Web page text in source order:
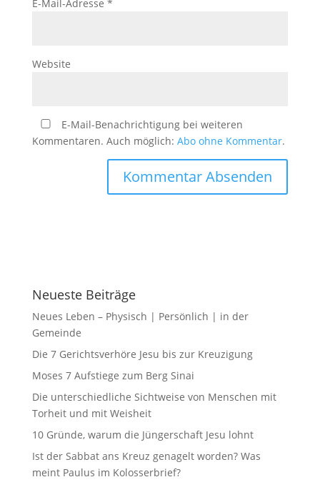
E-Mail-Adresse *
Website
E-Mail-Benachrichtigung bei weiteren
Kommentaren. Auch möglich: Abo ohne Kommentar.
Neueste Beiträge
Neues Leben – Physisch | Persönlich | in der
Gemeinde
Die 7 Gerichtsverhöre Jesu bis zur Kreuzigung
Moses 7 Aufstiege zum Berg Sinai
Die unterschiedliche Sichtweise von Menschen mit
Torheit und mit Weisheit
10 Gründe, warum die Jüngerschaft Jesu lohnt
Ist der Sabbat ans Kreuz genagelt worden? Was
meint Paulus im Kolosserbrief?